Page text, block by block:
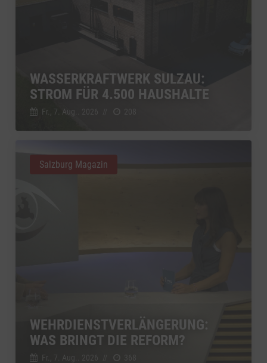
WASSERKRAFTWERK SULZAU:
STROM FÜR 4.500 HAUSHALTE
Fr., 7. Aug.. 2026
WEHRDIENSTVERLÄNGERUNG:
WAS BRINGT DIE REFORM?
Fr., 7. Aug.. 2026
Salzburg Magazin